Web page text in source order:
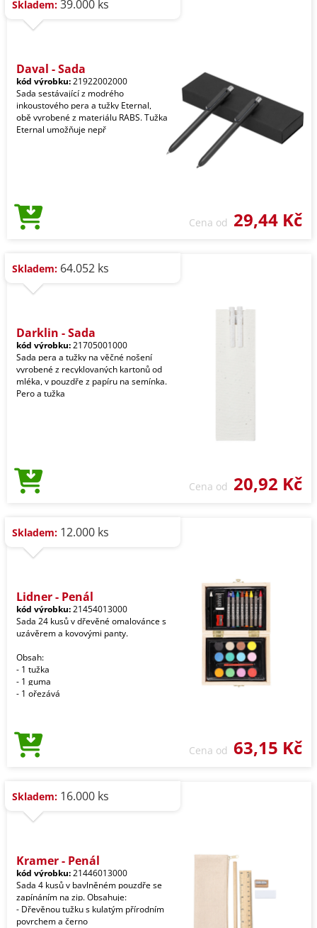
Skladem: 39.000 ks
Dayal - Sada
kód výrobku:21922002000
Sada sestávající z modrého
inkoustového pera a tužky Eternal,
obě vyrobené z materiálu RABS. Tužka
Eternal umožňuje nepř
Cena od 29,44 Kč
Skladem: 64.052 ks
Darklin - Sada
kód výrobku:21705001000
Sada pera a tužky na věčné nošení
vyrobené z recyklovaných kartonů od
mléka, v pouzdře z papíru na semínka.
Pero a tužka
Cena od 20,92 Kč
Skladem: 12.000 ks
Lidner - Penál
kód výrobku:21454013000
Sada 24 kusů v dřevěné omalovánce s
uzávěrem a kovovými panty.
Obsah:
- 1 tužka
- 1 guma
- 1 ořezává
Cena od 63,15 Kč
Skladem: 16.000 ks
Kramer - Penál
kód výrobku:21446013000
Sada 4 kusů v bavlněném pouzdře se
zapínáním na zip. Obsahuje:
- Dřevěnou tužku s kulatým přírodním
povrchem a černo